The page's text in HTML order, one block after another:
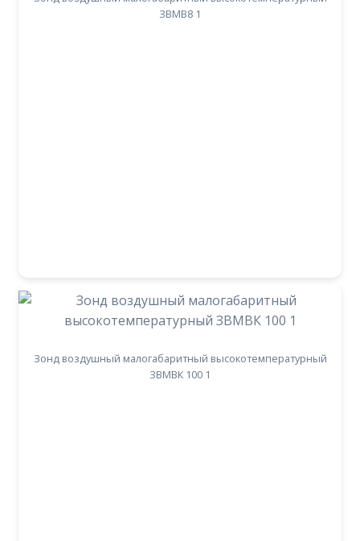
ЗВМВ8 1
Зонд воздушный малогабаритный высокотемпературный
ЗВМВК 100 1